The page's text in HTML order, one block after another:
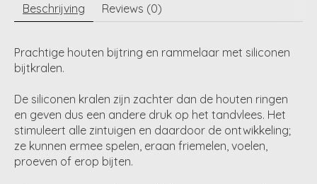
Beschrijving Reviews (0)
Prachtige houten bijtring en rammelaar met siliconen
bijtkralen.
De siliconen kralen zijn zachter dan de houten ringen
en geven dus een andere druk op het tandvlees. Het
stimuleert alle zintuigen en daardoor de ontwikkeling;
ze kunnen ermee spelen, eraan friemelen, voelen,
proeven of erop bijten.